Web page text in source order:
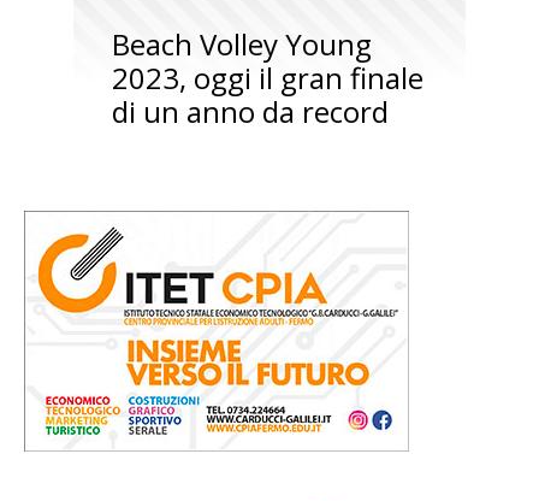
Beach Volley Young
2023, oggi il gran finale
di un anno da record